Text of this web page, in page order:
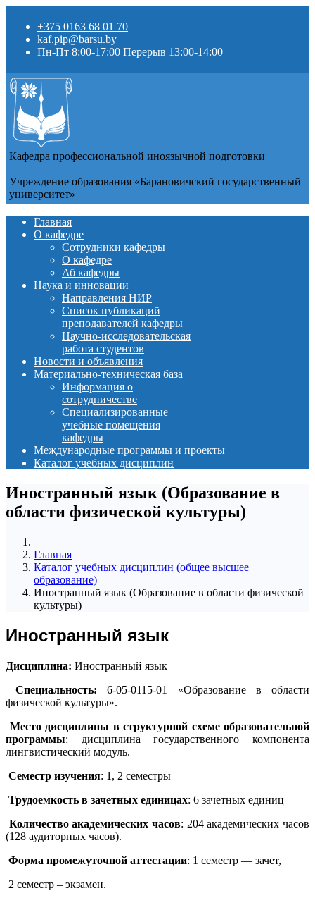
+375 0163 68 01 70
kaf.pip@barsu.by
Пн-Пт 8:00-17:00 Перерыв 13:00-14:00
Кафедра профессиональной иноязычной подготовки
Учреждение образования «Барановичский государственный
университет»
Главная
О кафедре
Сотрудники кафедры
О кафедре
Аб кафедры
Наука и инновации
Направления НИР
Список публикаций
преподавателей кафедры
Научно-исследовательская
работа студентов
Новости и объявления
Материально-техническая база
Информация о
сотрудничестве
Специализированные
учебные помещения
кафедры
Международные программы и проекты
Каталог учебных дисциплин
Иностранный язык (Образование в
области физической культуры)
Главная
Каталог учебных дисциплин (общее высшее
образование)
Иностранный язык (Образование в области физической
культуры)
Иностранный язык
Дисциплина: Иностранный язык
Специальность: 6-05-0115-01 «Образование в области
физической культуры».
Место дисциплины в структурной схеме образовательной
программы: дисциплина государственного компонента
лингвистический модуль.
Семестр изучения: 1, 2 семестры
Трудоемкость в зачетных единицах: 6 зачетных единиц
Количество академических часов: 204 академических часов
(128 аудиторных часов).
Форма промежуточной аттестации: 1 семестр — зачет,
2 семестр – экзамен.